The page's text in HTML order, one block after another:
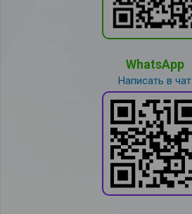
WhatsApp
Написать в чат